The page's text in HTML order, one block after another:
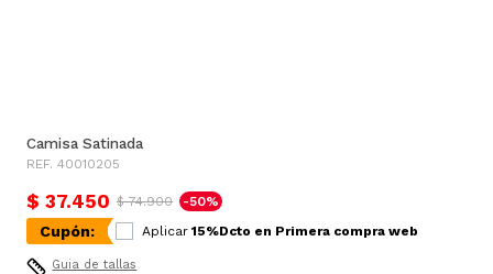
Camisa Satinada
REF. 40010205
$ 37.450 $ 74.900 -50%
Cupón: Aplicar 15%Dcto en Primera compra web
Guia de tallas